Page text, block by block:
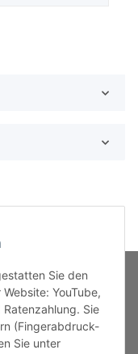
Sie den
YouTube,
Sie
(Fingerabdruck-
Sie unter